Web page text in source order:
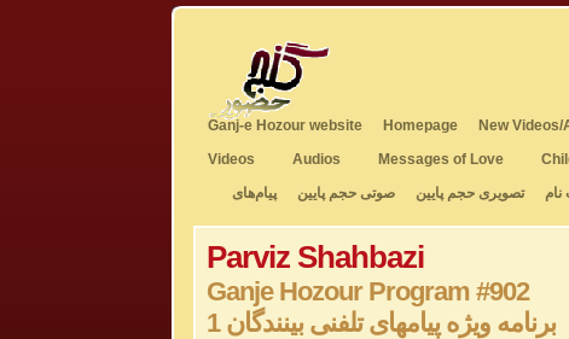
Ganj-e Hozour website Homepage New Videos/
Videos
Audios Messages of Love
نام تصویری حجم پایین صوتی حجم پایین
پیام‌های
Parviz Shahbazi
Ganje Hozour Program #902
1 برنامه ویژه پیامهای تلفنی بینندگان